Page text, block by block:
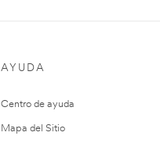
AYUDA
Centro de ayuda
Mapa del Sitio